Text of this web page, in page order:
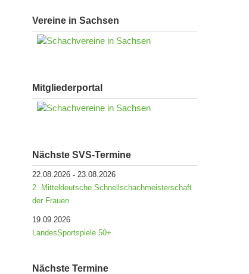
Vereine in Sachsen
Mitgliederportal
Nächste SVS-Termine
22.08.2026- 23.08.2026
2. Mitteldeutsche Schnellschachmeisterschaft
der Frauen
19.09.2026
LandesSportspiele 50+
Nächste Termine